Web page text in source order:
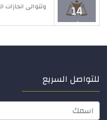
14
مايو
وتتوالى
للتواصل السريع